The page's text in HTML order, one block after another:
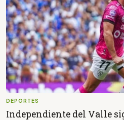
DEPORTES
Independiente del Valle